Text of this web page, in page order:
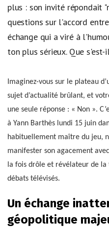
plus : son invité répondait
questions sur l'accord
échange qui a viré à
ton plus sérieux. Que
Imaginez-vous sur le plateau
sujet d’actualité brûlant, et
une seule réponse : « Non ».
à Yann Barthès lundi 15 juin
habituellement maître du jeu,
manifester son agacement
la fois drôle et révélateur de
débats télévisés.
Un échange
géopolitique